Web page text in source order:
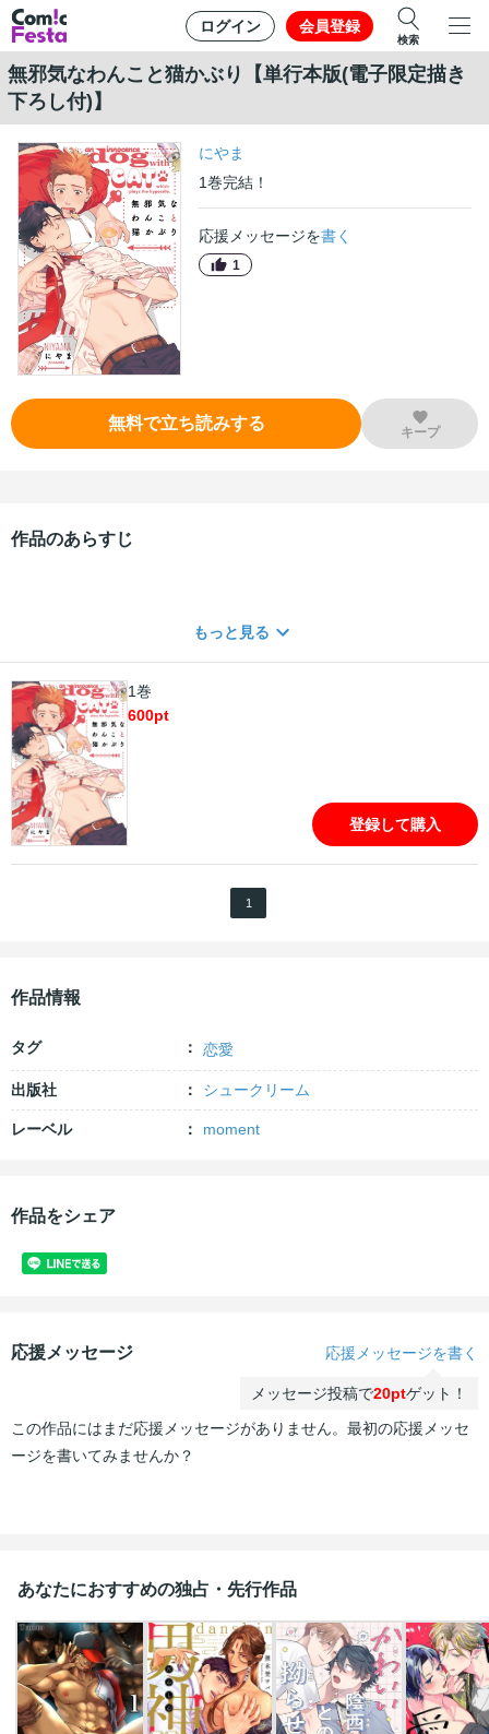
ログイン 会員登録
検索
無邪気なわんこと猫かぶり【単行本版(電子限定描き
下ろし付)】
にやま
1巻完結！
応援メッセージを書く
1
無料で立ち読みする キープ
作品のあらすじ
もっと見る
1巻
600pt
登録して購入
1
作品情報
タグ 恋愛
出版社 シュークリーム
レーベル moment
作品をシェア
応援メッセージ 応援メッセージを書く
メッセージ投稿で20ptゲット！
この作品にはまだ応援メッセージがありません。最初の応援メッセ
ージを書いてみませんか？
あなたにおすすめの独占・先行作品